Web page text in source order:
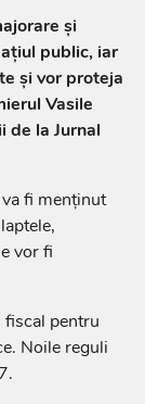
și
public, iar
și vor proteja
Vasile
de la Jurnal
fi menținut
vor fi
pentru
Noile reguli